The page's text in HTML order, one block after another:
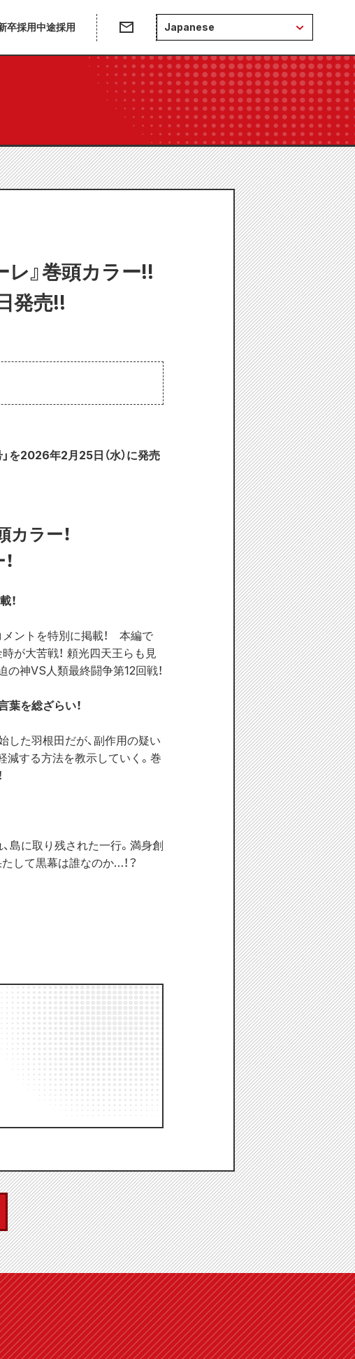
卒採用中途採用 Japanese
』巻頭カラー!!
発売!!
を2026年2月25日（水）に発売
カラー！
！
ントを特別に掲載！　本編で
時が大苦戦！ 頼光四天王らも見
神VS人類最終闘争第12回戦！
葉を総ざらい！
した羽根田だが、副作用の疑い
減する方法を教示していく。巻
島に取り残された一行。満身創
して黒幕は誰なのか…！？